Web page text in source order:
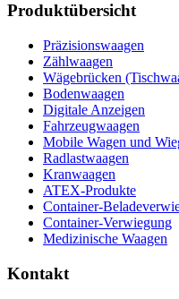
Produktübersicht
Präzisionswaagen
Zählwaagen
Wägebrücken
Bodenwaagen
Digitale Anzeigen
Fahrzeugwaagen
Mobile Wagen und
Radlastwaagen
Kranwaagen
ATEX-Produkte
Container-
Container-Verwiegung
Medizinische Waagen
Kontakt